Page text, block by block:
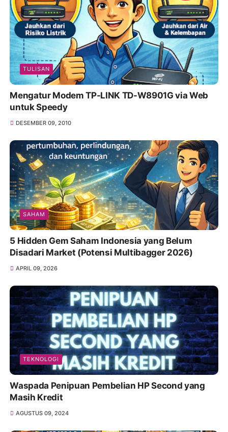
TULISAN
Mengatur Modem TP-LINK TD-W8901G via Web
untuk Speedy
DESEMBER 09, 2010
SAHAM
5 Hidden Gem Saham Indonesia yang Belum
Disadari Market (Potensi Multibagger 2026)
APRIL 09, 2026
TEKNOLOGI
Waspada Penipuan Pembelian HP Second yang
Masih Kredit
AGUSTUS 09, 2024